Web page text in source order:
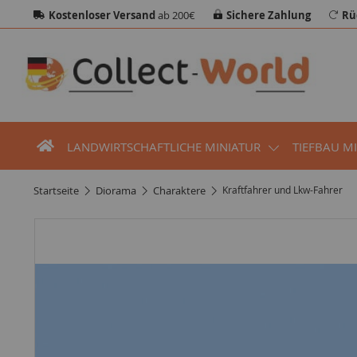
Kostenloser Versandab 200€ Sichere Zahlung
LANDWIRTSCHAFTLICHE MINIATUR TIEFBAU
startseite diorama charaktere Kraftfahrer und Lkw-Fahrer